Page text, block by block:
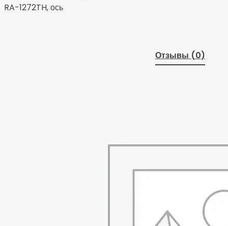
RA-1272TH, ось
Отзывы (0)